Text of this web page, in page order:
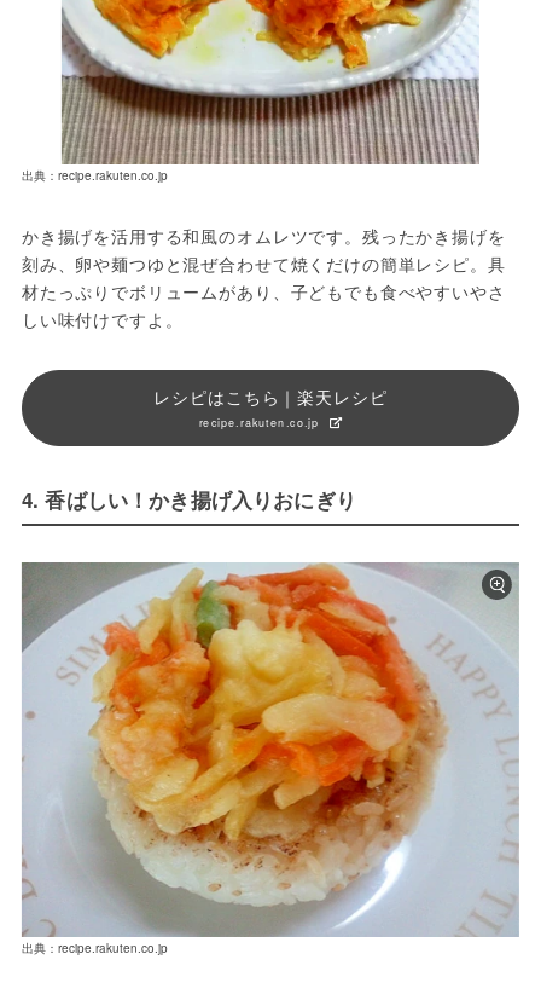
出典：recipe.rakuten.co.jp
かき揚げを活用する和風のオムレツです。残ったかき揚げを
刻み、卵や麺つゆと混ぜ合わせて焼くだけの簡単レシピ。具
材たっぷりでボリュームがあり、子どもでも食べやすいやさ
しい味付けですよ。
レシピはこちら｜楽天レシピ
recipe.rakuten.co.jp
4. 香ばしい！かき揚げ入りおにぎり
出典：recipe.rakuten.co.jp